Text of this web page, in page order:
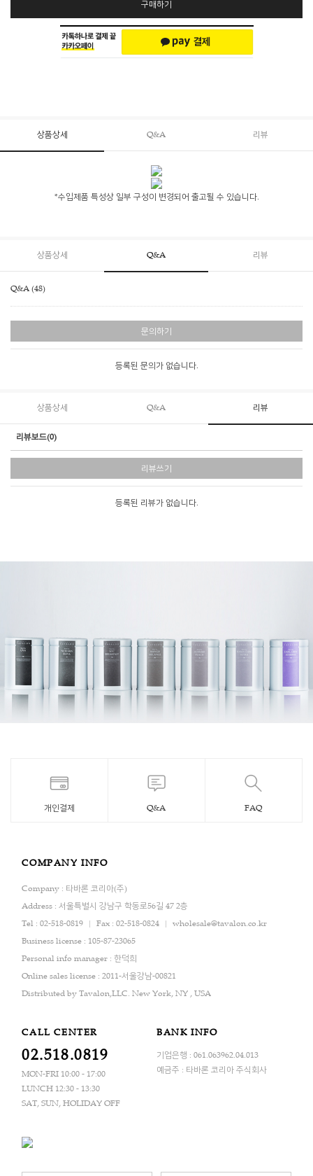
구매하기
상품상세 Q&A 리뷰
*수입제품 특성상 일부 구성이 변경되어 출고될 수 있습니다.
상품상세 Q&A 리뷰
Q&A (48)
문의하기
등록된 문의가 없습니다.
상품상세 Q&A 리뷰
리뷰보드(0)
리뷰쓰기
등록된 리뷰가 없습니다.
개인결제 Q&A FAQ
COMPANY INFO
Company : 타바론 코리아(주)
Address : 서울특별시 강남구 학동로56길 47 2층
Tel : 02-518-0819
Fax : 02-518-0824
wholesale@tavalon.co.kr
Business license : 105-87-23065
Personal info manager : 한덕희
Online sales license : 2011-서울강남-00821
Distributed by Tavalon,LLC. New York, NY , USA
CALL CENTER
02.518.0819
MON-FRI 10:00 - 17:00
LUNCH 12:30 - 13:30
SAT, SUN, HOLIDAY OFF
BANK INFO
기업은행 : 061.063962.04.013
예금주 : 타바론 코리아 주식회사